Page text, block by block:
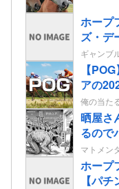
ホープ
ズ・デ
ギャンブ
【
アの
俺の当た
晒屋さ
るので
料会員
けてく
マトメン
ホープ
【パ